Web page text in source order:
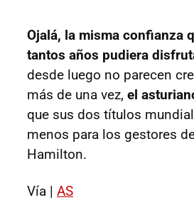
Ojalá, la misma confianza
tantos años pudiera
desde luego no parecen
más de una vez, el
que sus dos títulos
menos para los gestores
Hamilton.
Vía | AS